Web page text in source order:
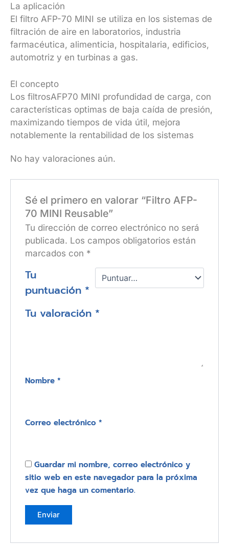
La aplicación
El filtro AFP-70 MINI se utiliza en los sistemas de
filtración de aire en laboratorios, industria
farmacéutica, alimenticia, hospitalaria, edificios,
automotriz y en turbinas a gas.
El concepto
Los filtrosAFP70 MINI profundidad de carga, con
características optimas de baja caída de presión,
maximizando tiempos de vida útil, mejora
notablemente la rentabilidad de los sistemas
No hay valoraciones aún.
Sé el primero en valorar “Filtro AFP-
70 MINI Reusable”
Tu dirección de correo electrónico no será
publicada. Los campos obligatorios están
marcados con *
Tu
puntuación *
Tu valoración *
Nombre*
Correo electrónico*
Guardar mi nombre, correo electrónico y
sitio web en este navegador para la próxima
vez que haga un comentario.